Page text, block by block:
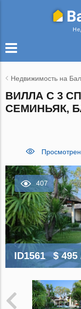
Недвижимость на
ВИЛЛА С 3
СЕМИНЬЯК,
407
ID1561 $ 495